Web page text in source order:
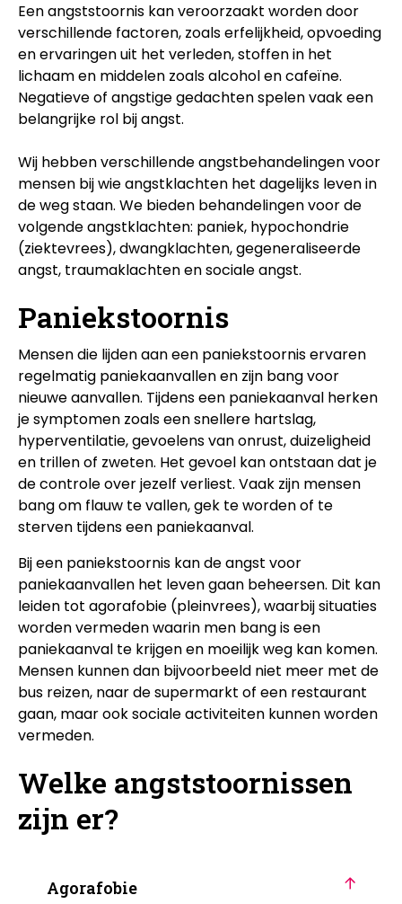
Een angststoornis kan veroorzaakt worden door
verschillende factoren, zoals erfelijkheid, opvoeding
en ervaringen uit het verleden, stoffen in het
lichaam en middelen zoals alcohol en cafeïne.
Negatieve of angstige gedachten spelen vaak een
belangrijke rol bij angst.
Wij hebben verschillende angstbehandelingen voor
mensen bij wie angstklachten het dagelijks leven in
de weg staan. We bieden behandelingen voor de
volgende angstklachten: paniek, hypochondrie
(ziektevrees), dwangklachten, gegeneraliseerde
angst, traumaklachten en sociale angst.
Paniekstoornis
Mensen die lijden aan een paniekstoornis ervaren
regelmatig paniekaanvallen en zijn bang voor
nieuwe aanvallen. Tijdens een paniekaanval herken
je symptomen zoals een snellere hartslag,
hyperventilatie, gevoelens van onrust, duizeligheid
en trillen of zweten. Het gevoel kan ontstaan dat je
de controle over jezelf verliest. Vaak zijn mensen
bang om flauw te vallen, gek te worden of te
sterven tijdens een paniekaanval.
Bij een paniekstoornis kan de angst voor
paniekaanvallen het leven gaan beheersen. Dit kan
leiden tot agorafobie (pleinvrees), waarbij situaties
worden vermeden waarin men bang is een
paniekaanval te krijgen en moeilijk weg kan komen.
Mensen kunnen dan bijvoorbeeld niet meer met de
bus reizen, naar de supermarkt of een restaurant
gaan, maar ook sociale activiteiten kunnen worden
vermeden.
Welke angststoornissen
zijn er?
Agorafobie